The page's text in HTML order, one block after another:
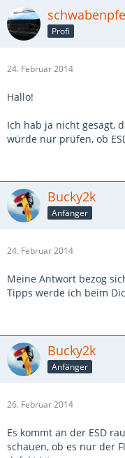
Profi
24. Februar 2014
Hallo!
Ich hab ja nicht gesagt,
würde nur prüfen, ob
Bucky2k
Anfänger
24. Februar 2014
Meine Antwort bezog
Tipps werde ich beim
Bucky2k
Anfänger
26. Februar 2014
Es kommt an der ESD
schauen, ob es nur der